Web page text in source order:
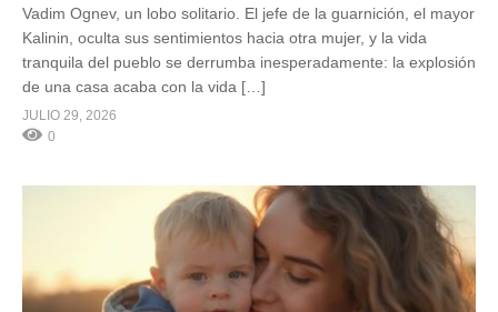
Vadim Ognev, un lobo solitario. El jefe de la guarnición, el mayor
Kalinin, oculta sus sentimientos hacia otra mujer, y la vida
tranquila del pueblo se derrumba inesperadamente: la explosión
de una casa acaba con la vida […]
JULIO 29, 2026
0